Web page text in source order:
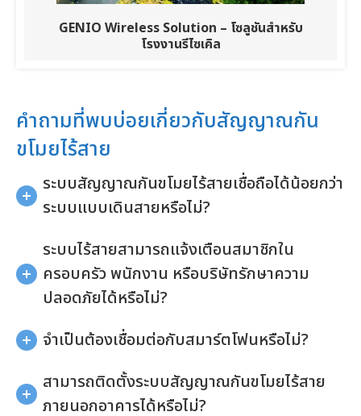
GENIO Wireless Solution – โซลูชันสำหรับ
โรงงานรีไซเคิล
คำถามที่พบบ่อยเกี่ยวกับสัญญาณกัน
ขโมยไร้สาย
ระบบสัญญาณกันขโมยไร้สายเชื่อถือได้น้อยกว่า
ระบบแบบเดินสายหรือไม่?
ระบบไร้สายสามารถแจ้งเตือนสมาชิกใน
ครอบครัว พนักงาน หรือบริษัทรักษาความ
ปลอดภัยได้หรือไม่?
จำเป็นต้องเชื่อมต่อกับสมาร์ตโฟนหรือไม่?
สามารถติดตั้งระบบสัญญาณกันขโมยไร้สาย
ภายนอกอาคารได้หรือไม่?